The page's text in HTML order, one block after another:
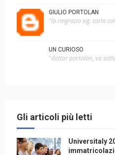
GIULIO PORTOLAN
"la ringrazio sig. carlo
UN CURIOSO
"dottor portolan, va
Gli articoli più letti
Universitaly